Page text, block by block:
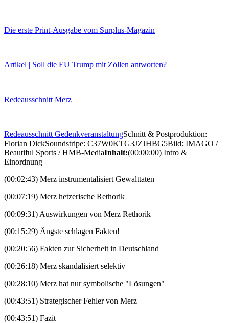
Die erste Print-Ausgabe vom Surplus-Magazin
Artikel | Soll die EU Trump mit Zöllen antworten?
Redeausschnitt Merz
Redeausschnitt GedenkveranstaltungSchnitt & Postproduktion:
Florian DickSoundstripe: C37W0KTG3JZJHBG5Bild: IMAGO /
Beautiful Sports / HMB-MediaInhalt:(00:00:00) Intro &
Einordnung
(00:02:43) Merz instrumentalisiert Gewalttaten
(00:07:19) Merz hetzerische Rethorik
(00:09:31) Auswirkungen von Merz Rethorik
(00:15:29) Ängste schlagen Fakten!
(00:20:56) Fakten zur Sicherheit in Deutschland
(00:26:18) Merz skandalisiert selektiv
(00:28:10) Merz hat nur symbolische "Lösungen"
(00:43:51) Strategischer Fehler von Merz
(00:43:51) Fazit